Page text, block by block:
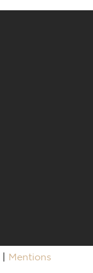
Mentions